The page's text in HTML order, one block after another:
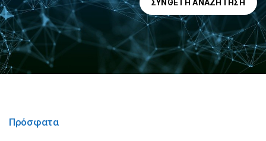
ΣΎΝΘΕΤΗ ΑΝΑΖΉΤΗΣΗ
Πρόσφατα